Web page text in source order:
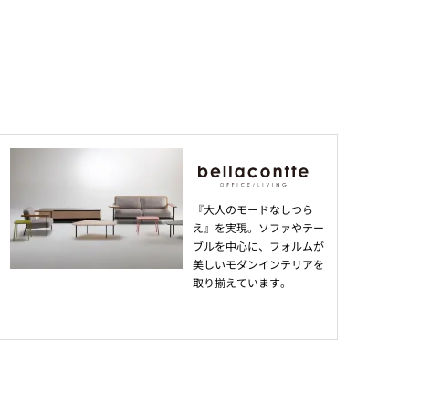
『大人のモードなしつら
え』を実現。ソファやテー
ブルを中心に、フォルムが
美しいモダンインテリアを
取り揃えています。